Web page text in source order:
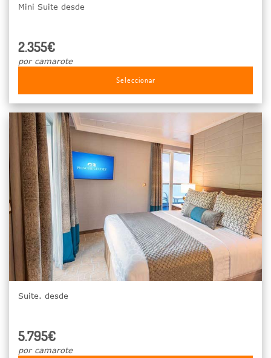
Mini Suite desde
2.355€
por camarote
Seleccionar
Suite. desde
5.795€
por camarote